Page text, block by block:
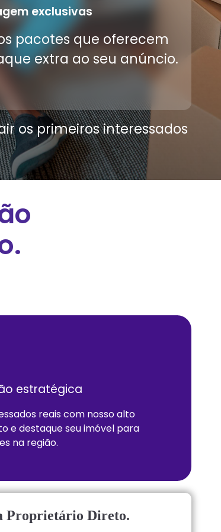
exclusivas
pacotes que oferecem
extra ao seu anúncio.
os primeiros interessados
estratégica
reais com nosso alto
e destaque seu imóvel para
na região.
Proprietário Direto.